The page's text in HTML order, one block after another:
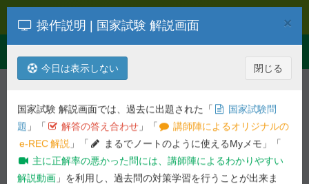
×
操作説明 | 国家試験 解説画面
今日は表示しない 閉じる
国家試験 解説画面では、過去に出題された「
国家試験問
題 」「 解答の答え合わせ 」「
講師陣によるオリジナルの
e-REC解説 」「
まるでノートのように使えるMyメモ」「
主に正解率の悪かった問には、講師陣によるわかりやすい
解説動画 」を利用し、過去問の対策学習を行うことが出来ま
e-REC
navigation
平成29年度 第102回 薬剤師国家試
験問題
一般 実践問題 - 問 316,317